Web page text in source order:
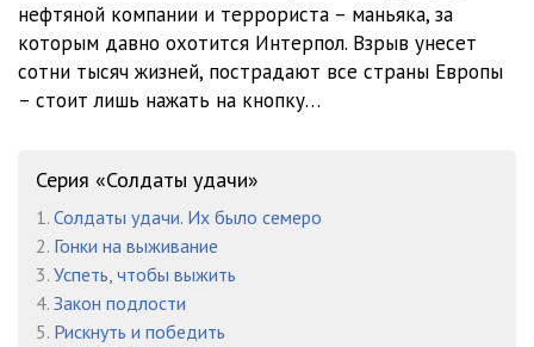
01-05
01-06 06:12
01-08
01-09
01-10
01-11
нефтяной компании и террориста – маньяка, за
которым давно охотится Интерпол. Взрыв унесет
сотни тысяч жизней, пострадают все страны Европы
– стоит лишь нажать на кнопку…
Серия «Солдаты удачи»
1. Солдаты удачи. Их было семеро
2. Гонки на выживание
3. Успеть, чтобы выжить
4. Закон подлости
5. Рискнуть и победить